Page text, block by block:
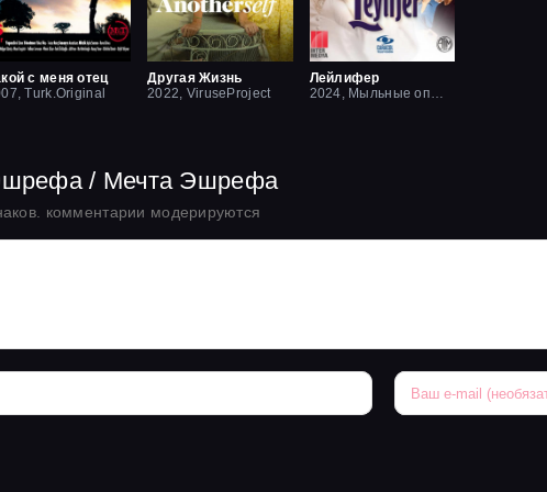
с меня отец
Turk.Original
Другая Жизнь
2022, ViruseProject
Лейлифер
/ Мечта Эшрефа
комментарии модерируются